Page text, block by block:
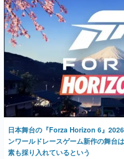
日本モバイルゲーム
日本のモバイルゲーム史
ルを網羅するほか、開発
解説を掲載。約20年の歴
若ゲのいたり〜ゲー
『うつヌケ』『ペンと箸
一先生によるゲーム業界
なんでゲームは面白
ゲーム開発者・hamatsu
具体的な形から解き明か
です。
「経験値」「裏技」「ラ
の起源や用法の変遷を、
イニーP氏が徹底調査。
日本舞台の『Forza Horizon 6』
ンワールドレースゲーム新作の舞台
素も採り入れているという